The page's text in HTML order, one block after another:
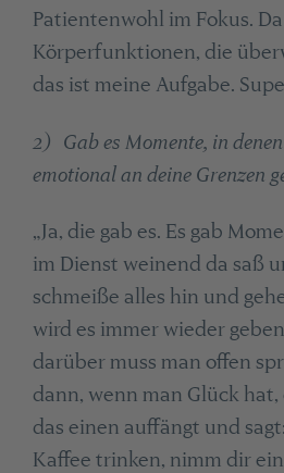
Patientenwohl im Fokus.
Körperfunktionen, die
das ist meine Aufgabe.
2) Gab es Momente, in
emotional an deine Grenzen
„Ja, die gab es. Es gab
im Dienst weinend da saß
schmeiße alles hin und
wird es immer wieder
darüber muss man offen
dann, wenn man Glück hat,
das einen auffängt und
Kaffee trinken, nimm dir